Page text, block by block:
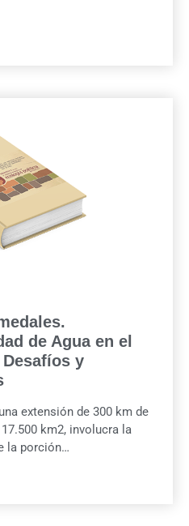
de Agua en el
y
extensión de 300 km de
km2, involucra la
la porción…